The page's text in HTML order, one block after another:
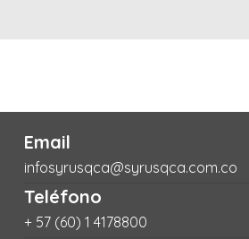
Email
infosyrusqca@syrusqca.com.co
Teléfono
+ 57 (60) 1 4178800